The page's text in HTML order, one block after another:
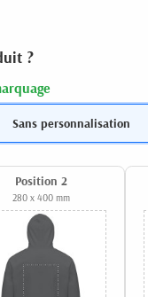
?
Sans personnalisation
Position 2
280 x 400 mm